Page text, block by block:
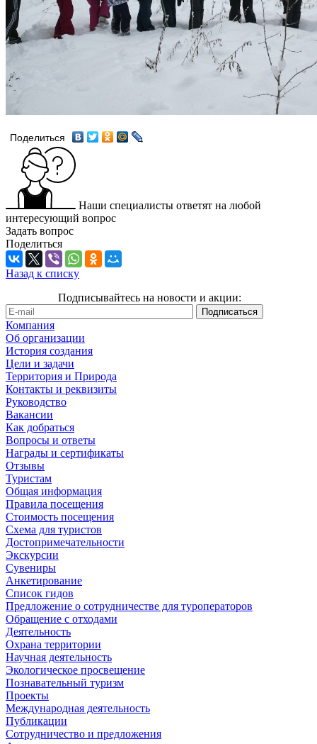
Поделиться
Наши специалисты ответят на любой
интересующий вопрос
Задать вопрос
Поделиться
Назад к списку
Подписывайтесь на новости и акции:
Компания
Об организации
История создания
Цели и задачи
Территория и Природа
Контакты и реквизиты
Руководство
Вакансии
Как добраться
Вопросы и ответы
Награды и сертификаты
Отзывы
Туристам
Общая информация
Правила посещения
Стоимость посещения
Схема для туристов
Достопримечательности
Экскурсии
Сувениры
Анкетирование
Список гидов
Предложение о сотрудничестве для туроператоров
Обращение с отходами
Деятельность
Охрана территории
Научная деятельность
Экологическое просвещение
Познавательный туризм
Проекты
Международная деятельность
Публикации
Сотрудничество и предложения